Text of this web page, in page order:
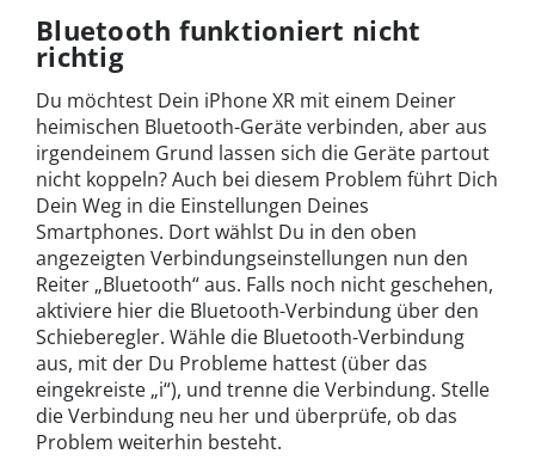
Bluetooth funktioniert nicht
richtig
Du möchtest Dein iPhone XR mit einem Deiner
heimischen Bluetooth-Geräte verbinden, aber aus
irgendeinem Grund lassen sich die Geräte partout
nicht koppeln? Auch bei diesem Problem führt Dich
Dein Weg in die Einstellungen Deines
Smartphones. Dort wählst Du in den oben
angezeigten Verbindungseinstellungen nun den
Reiter „Bluetooth“ aus. Falls noch nicht geschehen,
aktiviere hier die Bluetooth-Verbindung über den
Schieberegler. Wähle die Bluetooth-Verbindung
aus, mit der Du Probleme hattest (über das
eingekreiste „i“), und trenne die Verbindung. Stelle
die Verbindung neu her und überprüfe, ob das
Problem weiterhin besteht.